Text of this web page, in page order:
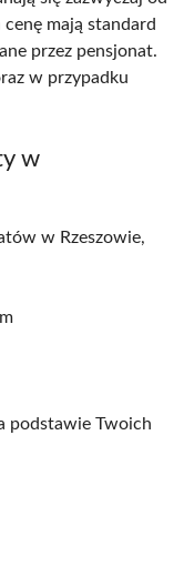
cenę mają standard
przez pensjonat.
w przypadku
w
w Rzeszowie,
podstawie Twoich